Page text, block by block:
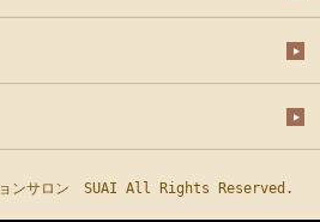
ンサロン SUAI All Rights Reserved.